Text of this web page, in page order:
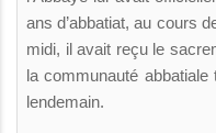
ans d’abbatiat, au cours
midi, il avait reçu le
la communauté
lendemain.